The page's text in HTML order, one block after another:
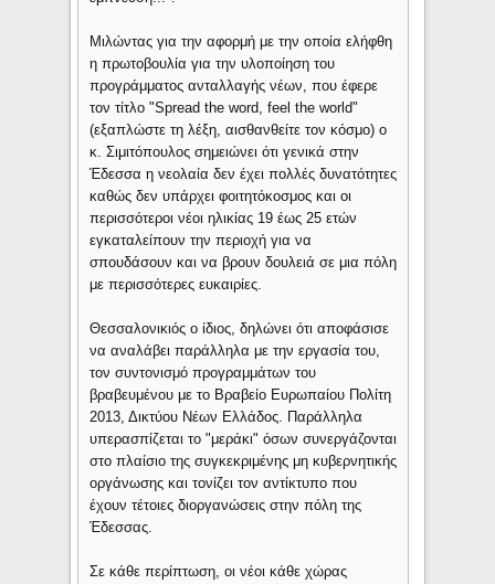
Μιλώντας για την αφορμή με την οποία ελήφθη
η πρωτοβουλία για την υλοποίηση του
προγράμματος ανταλλαγής νέων, που έφερε
τον τίτλο "Spread the word, feel the world"
(εξαπλώστε τη λέξη, αισθανθείτε τον κόσμο) ο
κ. Σιμιτόπουλος σημειώνει ότι γενικά στην
Έδεσσα η νεολαία δεν έχει πολλές δυνατότητες
καθώς δεν υπάρχει φοιτητόκοσμος και οι
περισσότεροι νέοι ηλικίας 19 έως 25 ετών
εγκαταλείπουν την περιοχή για να
σπουδάσουν και να βρουν δουλειά σε μια πόλη
με περισσότερες ευκαιρίες.
Θεσσαλονικιός ο ίδιος, δηλώνει ότι αποφάσισε
να αναλάβει παράλληλα με την εργασία του,
τον συντονισμό προγραμμάτων του
βραβευμένου με το Βραβείο Ευρωπαίου Πολίτη
2013, Δικτύου Νέων Ελλάδος. Παράλληλα
υπερασπίζεται το "μεράκι" όσων συνεργάζονται
στο πλαίσιο της συγκεκριμένης μη κυβερνητικής
οργάνωσης και τονίζει τον αντίκτυπο που
έχουν τέτοιες διοργανώσεις στην πόλη της
Έδεσσας.
Σε κάθε περίπτωση, οι νέοι κάθε χώρας